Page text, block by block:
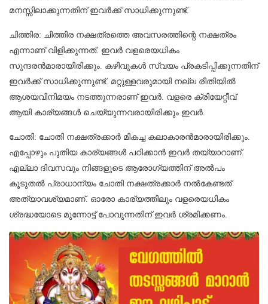
മനസ്സിലാക്കുന്നതിന് ഇവര്‍ക്ക് സാധിക്കുന്നുണ്ട്.
ചിത്തിര: ചിത്തിര നക്ഷത്രത്തെ അവസരത്തിന്റെ നക്ഷത്രം
എന്നാണ് വിളിക്കുന്നത്. ഇവര്‍ വളരെയധികം
സുന്ദരൻമാരായിരിക്കും. കഴിവുകൾ സ്വയം പ്രകടിപ്പിക്കുന്നതിന്
ഇവർക്ക് സാധിക്കുന്നുണ്ട്. മറ്റുള്ളവരുമായി നല്ല രീതിയിൽ
ആശയവിനിമയം നടത്തുന്നരാണ് ഇവർ. വളരെ ക്രിയേറ്റീവ്
ആയി കാര്യങ്ങൾ ചെയ്യുന്നവരായിരിക്കും ഇവർ.
ചോതി: ചോതി നക്ഷത്രക്കാർ മികച്ച കലാകാരൻമാരായിരിക്കും.
എപ്പോഴും പുതിയ കാര്യങ്ങൾ പഠിക്കാൻ ഇവർ തയ്യാറാണ്.
എല്ലാ ദിവസവും നിങ്ങളുടെ ആരോഗ്യത്തിന് അൽപം
കൂടുതൽ പ്രാധാന്യം ചോതി നക്ഷത്രക്കാർ നൽകേണ്ടത്
അത്യാവശ്യമാണ്. ഓരോ കാര്യത്തിലും വളരെയധികം
ശ്രദ്ധയോടെ മുന്നോട്ട് പോവുന്നതിന് ഇവര്‍ ശ്രമിക്കണം.